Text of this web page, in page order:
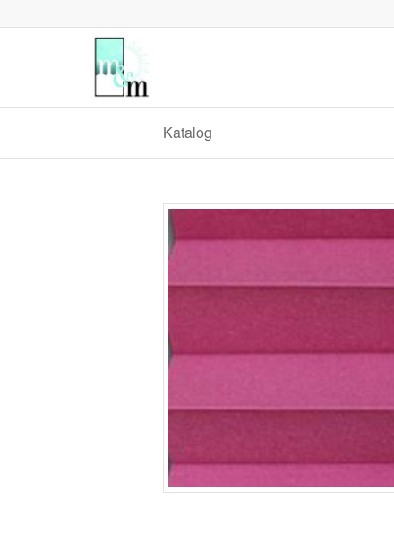
Katalog